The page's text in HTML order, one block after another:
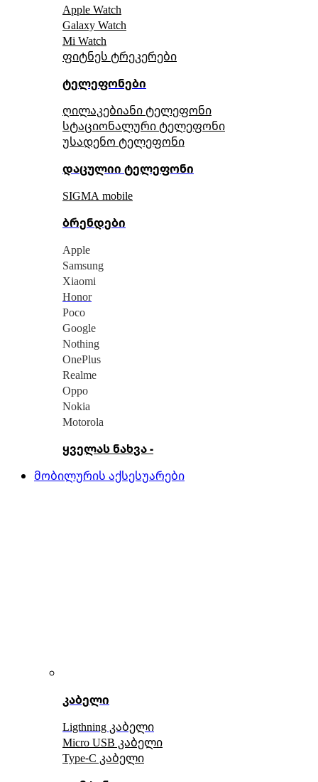
Apple Watch
Galaxy Watch
Mi Watch
ფიტნეს ტრეკერები
ტელეფონები
ღილაკებიანი ტელეფონი
სტაციონალური ტელეფონი
უსადენო ტელეფონი
დაცულიი ტელეფონი
SIGMA mobile
ბრენდები
Apple
Samsung
Xiaomi
Honor
Poco
Google
Nothing
OnePlus
Realme
Oppo
Nokia
Motorola
ყველას ნახვა -
მობილურის აქსესუარები
კაბელი
Ligthning კაბელი
Micro USB კაბელი
Type-C კაბელი